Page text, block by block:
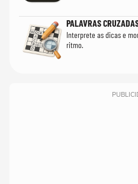
PALAVRAS
Interprete as dicas e
ritmo.